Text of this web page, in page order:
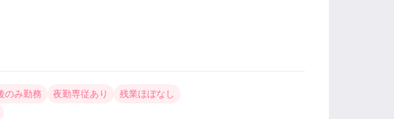
のみ勤務 夜勤専従あり
残業ほぼなし